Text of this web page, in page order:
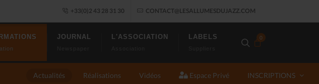
+33(0)2 43 28 31 30 CONTACT@LESALLUMESDUJAZZ.COM
0
JOURNAL L'ASSOCIATION LABELS
Actualités Réalisations Vidéos Espace Privé INSCRIPTIONS